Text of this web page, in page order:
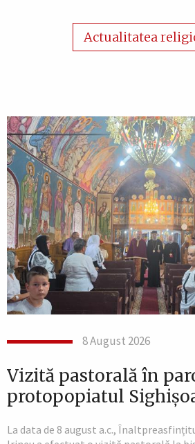
Actualitatea
8 August 2026
Vizită pastorală în
protopopiatul
La data de 8 august a.c.,